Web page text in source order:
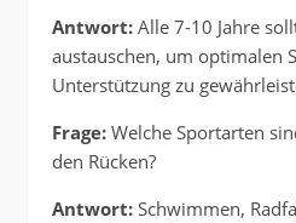
Antwort: Alle 7-10 Jahre
austauschen, um optimalen
Unterstützung zu
Frage: Welche Sportarten
den Rücken?
Antwort: Schwimmen,